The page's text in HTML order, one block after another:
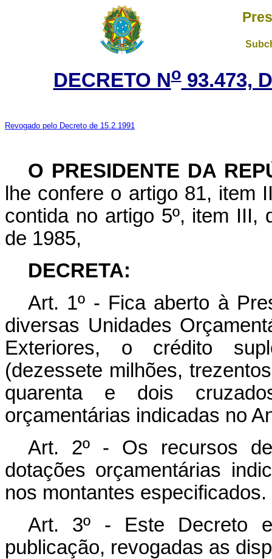
DECRETO No93.473,
Revogado pelo Decreto de 15.2.1991
O PRESIDENTE DA
lhe confere o artigo 81, item
contida no artigo 5º, item III,
de 1985,
DECRETA:
Art. 1º - Fica aberto à
diversas Unidades
Exteriores, o crédito
(dezessete milhões,
quarenta e dois
orçamentárias indicadas no
Art. 2º - Os recursos
dotações orçamentárias
nos montantes especificados.
Art. 3º - Este Decreto
publicação, revogadas as